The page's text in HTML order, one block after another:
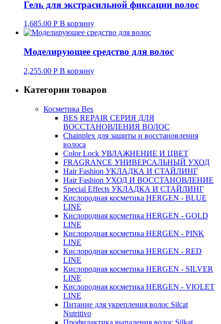
Гель для экстрасильной фиксации волос
1,685.00 Р В корзину
Моделирующее средство для волос
2,255.00 Р В корзину
Категории товаров
Косметика Bes
BES REPAIR СЕРИЯ ДЛЯ
ВОССТАНОВЛЕНИЯ ВОЛОС
Chainplex для защиты и восстановления
волоса
Color Lock УВЛАЖНЕНИЕ И ЦВЕТ
FRAGRANCE УНИВЕРСАЛЬНЫЙ УХОД
Hair Fashion УКЛАДКА И СТАЙЛИНГ
Hair Fashion УХОД И ВОССТАНОВЛЕНИЕ
Special Effects УКЛАДКА И СТАЙЛИНГ
Кислородная косметика HERGEN - BLUE
LINE
Кислородная косметика HERGEN - GOLD
LINE
Кислородная косметика HERGEN - PINK
LINE
Кислородная косметика HERGEN - RED
LINE
Кислородная косметика HERGEN - SILVER
LINE
Кислородная косметика HERGEN - VIOLET
LINE
Питание для укрепления волос Silcat
Nutritivo
Профилактика выпадения волос Silkat